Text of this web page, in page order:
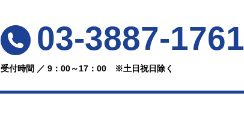
03-3887-1761
受付時間 ／ 9：00～17：00 ※土日祝日除く